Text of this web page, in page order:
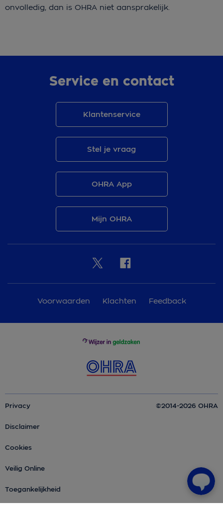
onvolledig, dan is OHRA niet aansprakelijk.
Service en contact
Klantenservice
Stel je vraag
OHRA App
Mijn OHRA
Voorwaarden Klachten Feedback
Privacy
Disclaimer
Cookies
Veilig Online
Toegankelijkheid
©2014-2026 OHRA